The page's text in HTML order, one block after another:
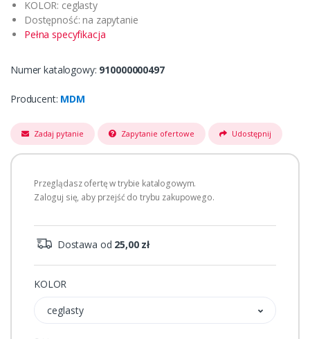
KOLOR: ceglasty
Dostępność: na zapytanie
Pełna specyfikacja
Numer katalogowy: 910000000497
Producent: MDM
Zadaj pytanie Zapytanie ofertowe Udostępnij
Przeglądasz ofertę w trybie katalogowym.
Zaloguj się, aby przejść do trybu zakupowego.
Dostawa od 25,00 zł
KOLOR
ceglasty